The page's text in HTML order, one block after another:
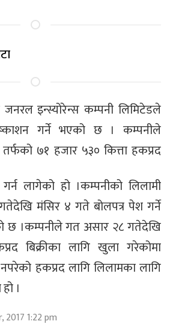
जनरल इन्स्योरेन्स कम्पनी लिमिटेडले
गर्ने भएको छ । कम्पनीले
७१ हजार ५३० कित्ता हकप्रद
लागेको हो ।कम्पनीको लिलामी
मंसिर ४ गते बोलपत्र पेश गर्ने
छ ।कम्पनीले गत असार २८ गतेदेखि
बिक्रीका लागि खुला गरेकोमा
हकप्रद लागि लिलामका लागि
।
2017 1:22 pm